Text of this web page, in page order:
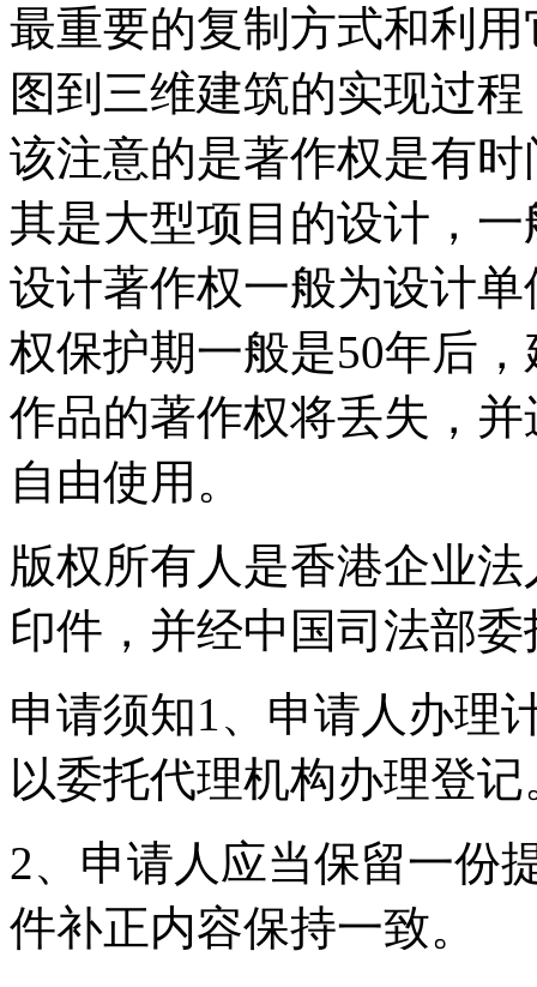
最重要的复制方式和利
图到三维建筑的实现过
该注意的是著作权是有
其是大型项目的设计，
设计著作权一般为设计
权保护期一般是50年后
作品的著作权将丢失，
自由使用。
版权所有人是香港企业
印件，并经中国司法部
申请须知1、申请人办理
以委托代理机构办理登记
2、申请人应当保留一份
件补正内容保持一致。